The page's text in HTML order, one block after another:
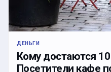
ДЕНЬГИ
Кому достаются
Посетители кафе